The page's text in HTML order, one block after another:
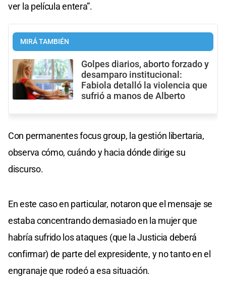
ver la película entera”.
MIRÁ TAMBIÉN
Golpes diarios, aborto forzado y
desamparo institucional:
Fabiola detalló la violencia que
sufrió a manos de Alberto
Con permanentes focus group, la gestión libertaria,
observa cómo, cuándo y hacia dónde dirige su
discurso.
En este caso en particular, notaron que el mensaje se
estaba concentrando demasiado en la mujer que
habría sufrido los ataques (que la Justicia deberá
confirmar) de parte del expresidente, y no tanto en el
engranaje que rodeó a esa situación.